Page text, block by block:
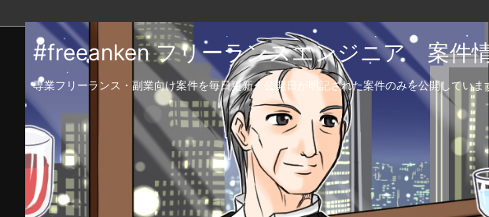
#freeanken フリーランスエンジニア 案件
専業フリーランス・副業向け案件を毎日更新！公開日が明記された案件のみを公開していま